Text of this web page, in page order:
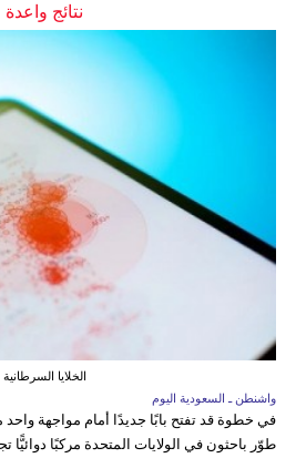
نتائج واعدة
الخلايا السرطانية
واشنطن ـ السعودية اليوم
في خطوة قد تفتح بابًا جديدًا أمام مواجهة
طوّر باحثون في الولايات المتحدة مركبًا دوائيًّا